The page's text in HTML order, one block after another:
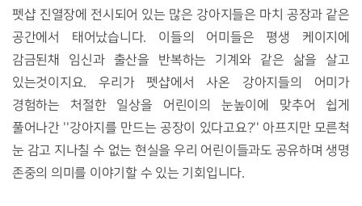
펫샵 진열장에 전시되어 있는 많은 강아지들은 마치 공장과 같은
공간에서 태어났습니다. 이들의 어미들은 평생 케이지에
감금된채 임신과 출산을 반복하는 기계와 같은 삶을 살고
있는것이지요. 우리가 펫샵에서 사온 강아지들의 어미가
경험하는 처절한 일상을 어린이의 눈높이에 맞추어 쉽게
풀어나간 ''강아지를 만드는 공장이 있다고요?'' 아프지만 모른척
눈 감고 지나칠 수 없는 현실을 우리 어린이들과도 공유하며 생명
존중의 의미를 이야기할 수 있는 기회입니다.